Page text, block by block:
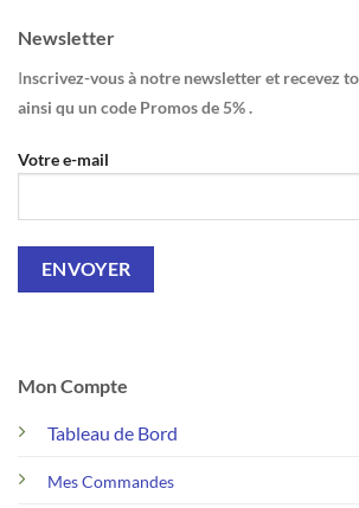
Mon Compte
Tableau de Bord
Mes Commandes
Newsletter
Inscrivez-vous à notre newsletter et recevez
ainsi qu un code Promos de 5% .
Votre e-mail